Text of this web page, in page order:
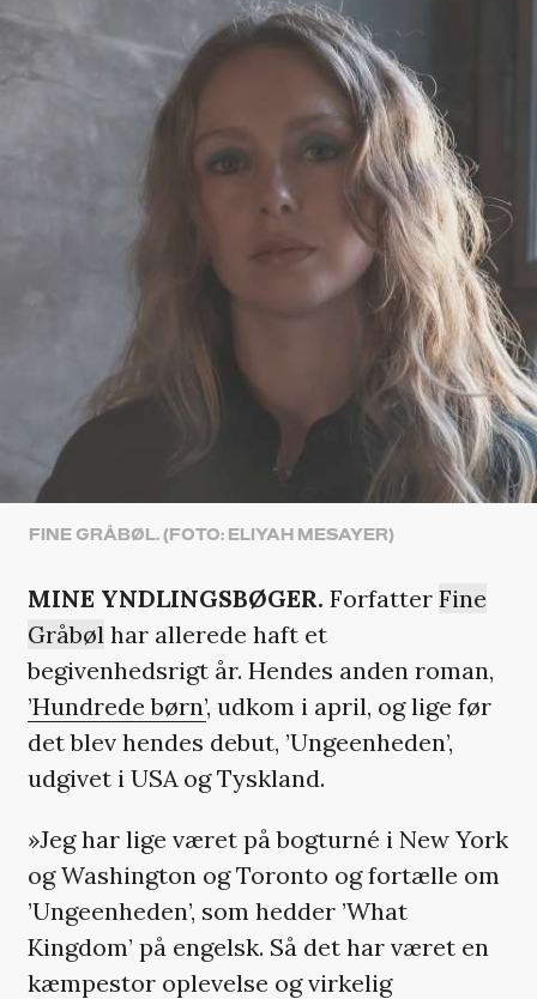
FINE GRÅBØL. (FOTO: ELIYAH MESAYER)
MINE YNDLINGSBØGER. Forfatter Fine
Gråbøl har allerede haft et
begivenhedsrigt år. Hendes anden roman,
’Hundrede børn’, udkom i april, og lige før
det blev hendes debut, ’Ungeenheden’,
udgivet i USA og Tyskland.
»Jeg har lige været på bogturné i New York
og Washington og Toronto og fortælle om
’Ungeenheden’, som hedder ’What
Kingdom’ på engelsk. Så det har været en
kæmpestor oplevelse og virkelig